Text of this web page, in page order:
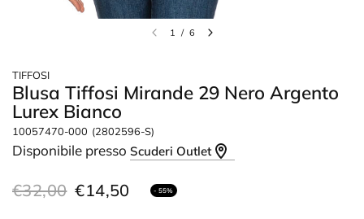
1 / 6
TIFFOSI
Blusa Tiffosi Mirande 29 Nero Argento
Lurex Bianco
10057470-000 (2802596-S)
Disponibile pressoScuderi Outlet
€32,00 €14,50 - 55%